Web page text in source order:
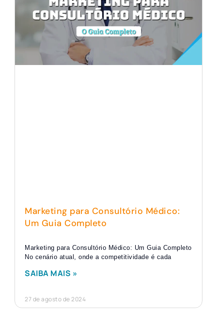
Marketing para Consultório Médico:
Um Guia Completo
Marketing para Consultório Médico: Um Guia Completo
No cenário atual, onde a competitividade é cada
SAIBA MAIS »
27 de agosto de 2024